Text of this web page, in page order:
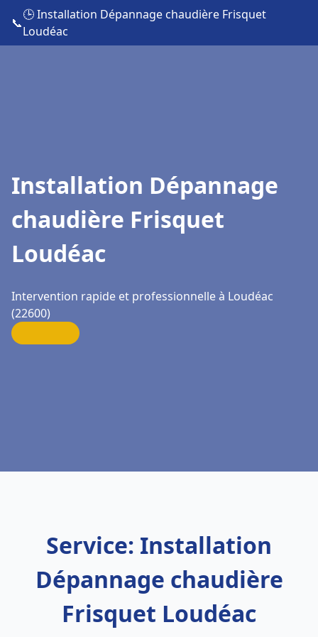
📞
🕒 Installation Dépannage chaudière Frisquet
Loudéac
Installation Dépannage
chaudière Frisquet
Loudéac
Intervention rapide et professionnelle à Loudéac
(22600)
Service: Installation
Dépannage chaudière
Frisquet Loudéac